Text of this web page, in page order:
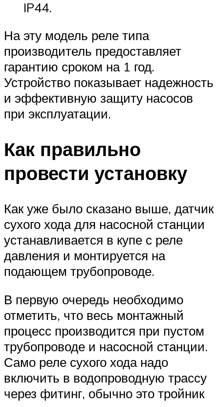
IP44.
На эту модель реле типа
производитель предоставляет
гарантию сроком на 1 год.
Устройство показывает надежность
и эффективную защиту насосов
при эксплуатации.
Как правильно
провести установку
Как уже было сказано выше, датчик
сухого хода для насосной станции
устанавливается в купе с реле
давления и монтируется на
подающем трубопроводе.
В первую очередь необходимо
отметить, что весь монтажный
процесс производится при пустом
трубопроводе и насосной станции.
Само реле сухого хода надо
включить в водопроводную трассу
через фитинг, обычно это тройник